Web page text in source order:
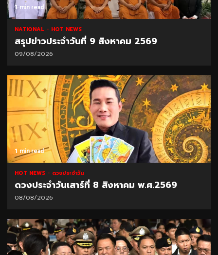
1 min read
NATIONAL HOT NEWS
สรุปข่าวประจำวันที่ 9 สิงหาคม 2569
09/08/2026
1 min read
HOT NEWS ดวงประจำวัน
ดวงประจำวันเสาร์ที่ 8 สิงหาคม พ.ศ.2569
08/08/2026